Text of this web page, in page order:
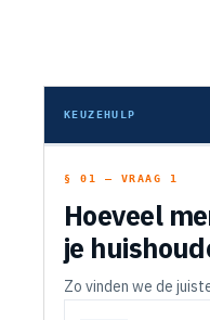
KEUZEHULP
§ 01 — VRAAG 1
Hoeveel
je
Zo vinden we de